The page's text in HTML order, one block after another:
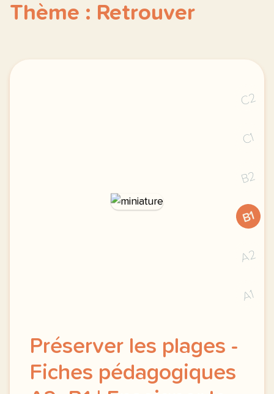
Thème : Retrouver
C2
C1
B2
B1
A2
A1
Préserver les plages -
Fiches pédagogiques